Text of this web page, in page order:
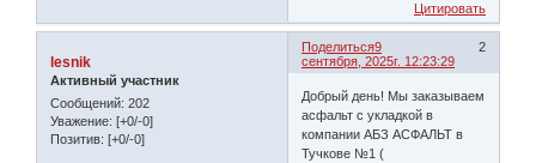
Цитировать
Поделиться 2
9
сентября, 2025г. 12:23:29
lesnik
Активный участник
Сообщений: 202
Уважение: [+0/-0]
Позитив: [+0/-0]
Добрый день! Мы заказываем
асфальт с укладкой в
компании АБЗ АСФАЛЬТ в
Тучкове №1 (